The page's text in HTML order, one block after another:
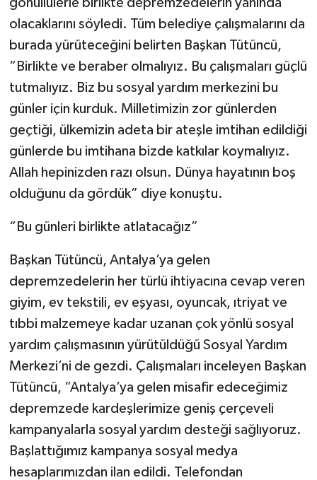
olacaklarını söyledi. Tüm belediye çalışmalarını da
burada yürüteceğini belirten Başkan Tütüncü,
“Birlikte ve beraber olmalıyız. Bu çalışmaları güçlü
tutmalıyız. Biz bu sosyal yardım merkezini bu
günler için kurduk. Milletimizin zor günlerden
geçtiği, ülkemizin adeta bir ateşle imtihan edildiği
günlerde bu imtihana bizde katkılar koymalıyız.
Allah hepinizden razı olsun. Dünya hayatının boş
olduğunu da gördük” diye konuştu.
“Bu günleri birlikte atlatacağız”
Başkan Tütüncü, Antalya’ya gelen
depremzedelerin her türlü ihtiyacına cevap veren
giyim, ev tekstili, ev eşyası, oyuncak, ıtriyat ve
tıbbi malzemeye kadar uzanan çok yönlü sosyal
yardım çalışmasının yürütüldüğü Sosyal Yardım
Merkezi’ni de gezdi. Çalışmaları inceleyen Başkan
Tütüncü, “Antalya’ya gelen misafir edeceğimiz
depremzede kardeşlerimize geniş çerçeveli
kampanyalarla sosyal yardım desteği sağlıyoruz.
Başlattığımız kampanya sosyal medya
hesaplarımızdan ilan edildi. Telefondan